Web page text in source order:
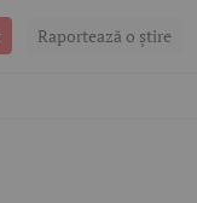
Raportează o ştire